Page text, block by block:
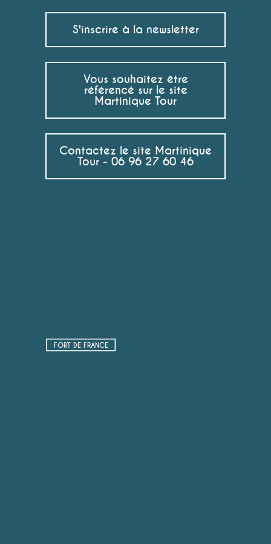
S'inscrire à la newsletter
Vous souhaitez être
référencé sur le site
Martinique Tour
Contactez le site Martinique
Tour - 06 96 27 60 46
FORT DE FRANCE